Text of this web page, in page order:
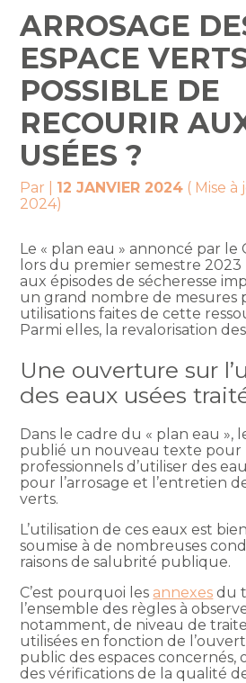
ARROSAGE
ESPACE
POSSIBLE DE
RECOURIR
USÉES ?
Par 12 JANVIER 2024 ( Mise à
2024)
Le « plan eau » annoncé par
lors du premier semestre
aux épisodes de sécheresse
un grand nombre de mesures
utilisations faites de cette
Parmi elles, la revalorisation
Une ouverture sur
des eaux usées
Dans le cadre du « plan eau »,
publié un nouveau texte
professionnels d’utiliser des
pour l’arrosage et l’entretien
verts.
L’utilisation de ces eaux est
soumise à de nombreuses
raisons de salubrité publique.
C’est pourquoi les annexes du
l’ensemble des règles à
notamment, de niveau de
utilisées en fonction de
public des espaces concernés,
des vérifications de la qualité